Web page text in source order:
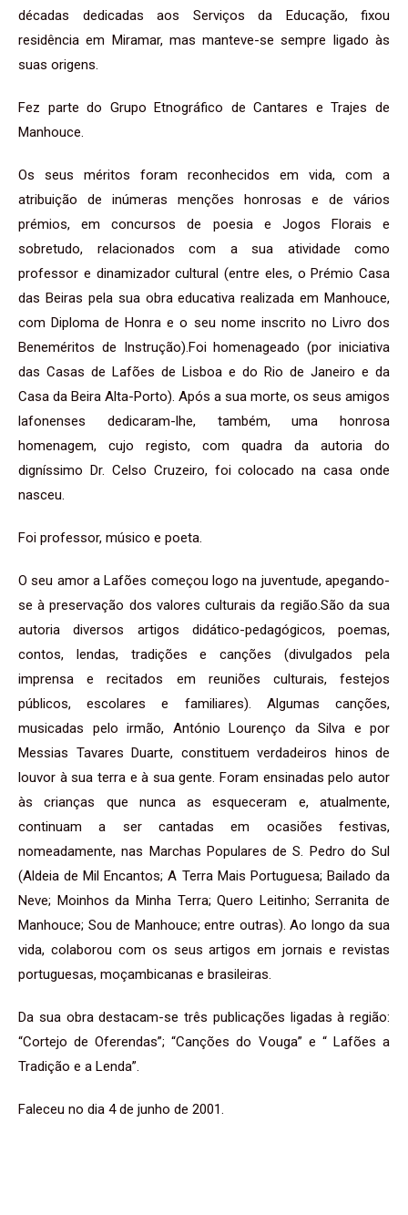
décadas dedicadas aos Serviços da Educação, fixou
residência em Miramar, mas manteve-se sempre ligado às
suas origens.
Fez parte do Grupo Etnográfico de Cantares e Trajes de
Manhouce.
Os seus méritos foram reconhecidos em vida, com a
atribuição de inúmeras menções honrosas e de vários
prémios, em concursos de poesia e Jogos Florais e
sobretudo, relacionados com a sua atividade como
professor e dinamizador cultural (entre eles, o Prémio Casa
das Beiras pela sua obra educativa realizada em Manhouce,
com Diploma de Honra e o seu nome inscrito no Livro dos
Beneméritos de Instrução).Foi homenageado (por iniciativa
das Casas de Lafões de Lisboa e do Rio de Janeiro e da
Casa da Beira Alta-Porto). Após a sua morte, os seus amigos
lafonenses dedicaram-lhe, também, uma honrosa
homenagem, cujo registo, com quadra da autoria do
digníssimo Dr. Celso Cruzeiro, foi colocado na casa onde
nasceu.
Foi professor, músico e poeta.
O seu amor a Lafões começou logo na juventude, apegando-
se à preservação dos valores culturais da região.São da sua
autoria diversos artigos didático-pedagógicos, poemas,
contos, lendas, tradições e canções (divulgados pela
imprensa e recitados em reuniões culturais, festejos
públicos, escolares e familiares). Algumas canções,
musicadas pelo irmão, António Lourenço da Silva e por
Messias Tavares Duarte, constituem verdadeiros hinos de
louvor à sua terra e à sua gente. Foram ensinadas pelo autor
às crianças que nunca as esqueceram e, atualmente,
continuam a ser cantadas em ocasiões festivas,
nomeadamente, nas Marchas Populares de S. Pedro do Sul
(Aldeia de Mil Encantos; A Terra Mais Portuguesa; Bailado da
Neve; Moinhos da Minha Terra; Quero Leitinho; Serranita de
Manhouce; Sou de Manhouce; entre outras). Ao longo da sua
vida, colaborou com os seus artigos em jornais e revistas
portuguesas, moçambicanas e brasileiras.
Da sua obra destacam-se três publicações ligadas à região:
“Cortejo de Oferendas”; “Canções do Vouga” e “ Lafões a
Tradição e a Lenda”.
Faleceu no dia 4 de junho de 2001.